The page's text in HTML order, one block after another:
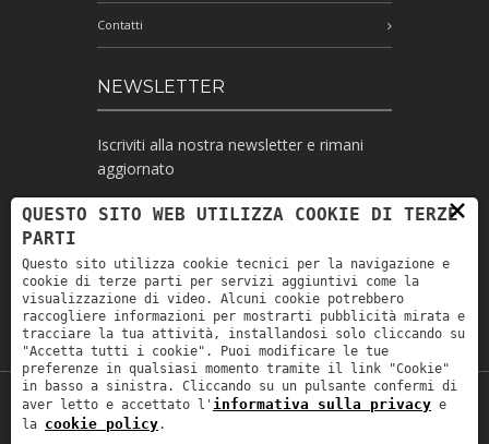
Contatti
NEWSLETTER
Iscriviti alla nostra newsletter e rimani
aggiornato
Ho letto l'informativa e autorizzo il
trattamento dei miei dati personali per le
finalità ivi indicate *
Copyright © 2019Astrolabio. P.IVA:
×
QUESTO SITO WEB UTILIZZA COOKIE DI TERZE
PARTI
Questo sito utilizza cookie tecnici per la navigazione e
cookie di terze parti per servizi aggiuntivi come la
visualizzazione di video. Alcuni cookie potrebbero
raccogliere informazioni per mostrarti pubblicità mirata e
tracciare la tua attività, installandosi solo cliccando su
"Accetta tutti i cookie". Puoi modificare le tue
preferenze in qualsiasi momento tramite il link "Cookie"
in basso a sinistra. Cliccando su un pulsante confermi di
aver letto e accettato l' informativa sulla privacy e
la cookie policy.